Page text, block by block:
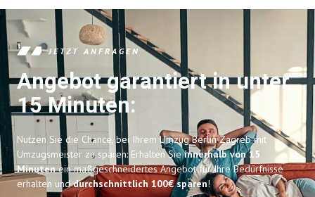
JETZT ANFRAGEN
Angebot garantiert in unter
15 Minuten:
Nutzen Sie die Chance, bei Ihrem Umzug Berlin Zagreb mit
Umzugsmeister zu sparen: Erhalten Sieinnerhalb von 15
Minutenein maßgeschneidertes Angebot für Ihre Bedürfnisse
erhalten unddurchschnittlich 100€ sparen!